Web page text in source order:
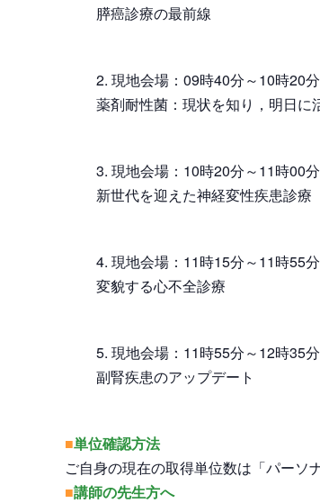
膵癌診療の最前線
現地会場：09時40分～10時
薬剤耐性菌：現状を知り，明日に
現地会場：10時20分～11時
新世代を迎えた神経変性疾患診療
現地会場：11時15分～11時
変貌する心不全診療
現地会場：11時55分～12時
副腎疾患のアップデート
■単位確認方法
ご自身の現在の取得単位数は「パーソ
■講師の先生方へ